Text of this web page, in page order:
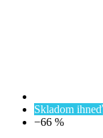
Skladom ihneď
−66 %